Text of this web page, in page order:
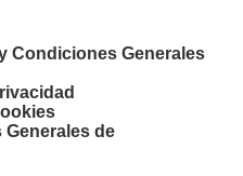
Condiciones Generales
de